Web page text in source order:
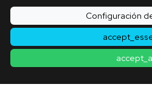
Configuración
Volver a la lista de